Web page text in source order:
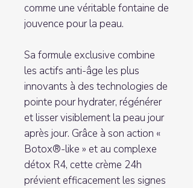
comme une véritable fontaine de
jouvence pour la peau.
Sa formule exclusive combine
les actifs anti-âge les plus
innovants à des technologies de
pointe pour hydrater, régénérer
et lisser visiblement la peau jour
après jour. Grâce à son action «
Botox®-like » et au complexe
détox R4, cette crème 24h
prévient efficacement les signes